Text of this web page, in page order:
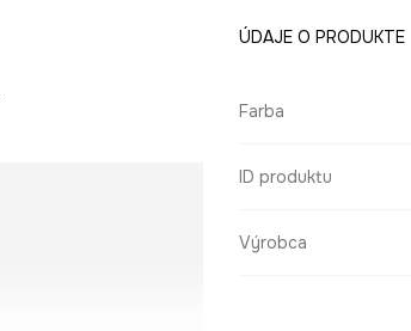
ÚDAJE O PRODUKTE
Farba
ID produktu
Výrobca